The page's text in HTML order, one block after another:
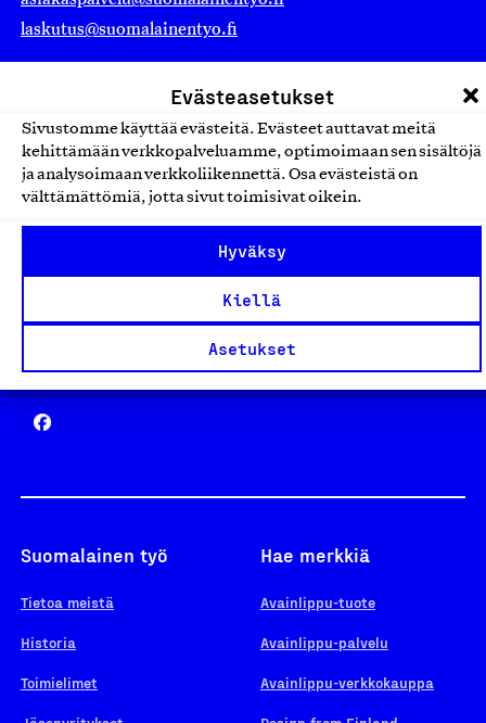
Evästeasetukset
Sivustomme käyttää evästeitä. Evästeet auttavat meitä
kehittämään verkkopalveluamme, optimoimaan sen sisältöjä
ja analysoimaan verkkoliikennettä. Osa evästeistä on
välttämättömiä, jotta sivut toimisivat oikein.
Hyväksy
Kiellä
Asetukset
laskutus@suomalainentyo.fi
Avainlippu
Yhteiskunnallinen Yritys -merkki
Suomalainen työ
Tietoa meistä
Historia
Toimielimet
Hae merkkiä
Avainlippu-tuote
Avainlippu-palvelu
Avainlippu-verkkokauppa